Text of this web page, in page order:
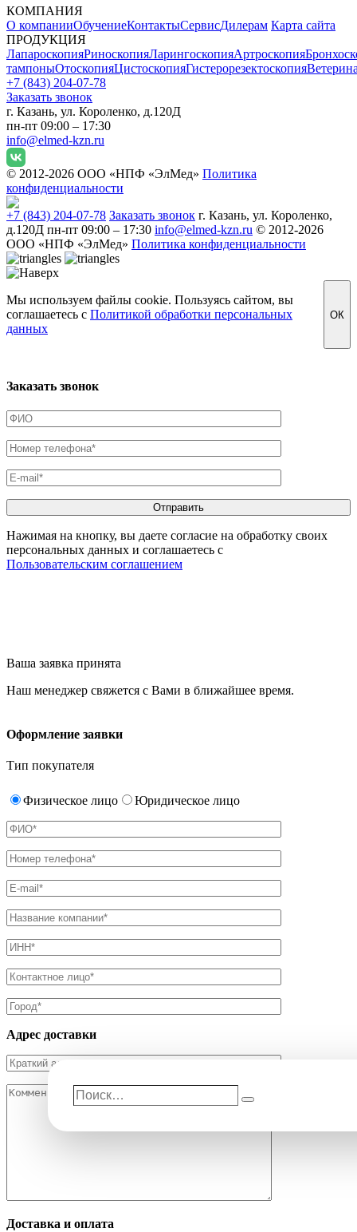
КОМПАНИЯ
О компанииОбучениеКонтактыСервисДилерам Карта сайта
ПРОДУКЦИЯ
ЛапароскопияРиноскопияЛарингоскопияАртроскопия
тампоныОтоскопияЦистоскопияГистерорезектоскопия
+7 (843) 204-07-78
Заказать звонок
г. Казань, ул. Короленко, д.120Д
пн-пт 09:00 – 17:30
info@elmed-kzn.ru
© 2012-2026 ООО «НПФ «ЭлМед» Политика
конфиденциальности
+7 (843) 204-07-78 Заказать звонок г. Казань, ул. Короленко,
д.120Д пн-пт 09:00 – 17:30 info@elmed-kzn.ru © 2012-2026
ООО «НПФ «ЭлМед» Политика конфиденциальности
Мы используем файлы cookie. Пользуясь сайтом, вы
соглашаетесь с Политикой обработки персональных
данных
ОК
Заказать звонок
Нажимая на кнопку, вы даете согласие на обработку своих
персональных данных и соглашаетесь с
Пользовательским соглашением
Ваша заявка принята
Наш менеджер свяжется с Вами в ближайшее время.
Оформление заявки
Тип покупателя
Физическое лицо Юридическое лицо
Адрес доставки
Доставка и оплата
Поиск…
Поиск